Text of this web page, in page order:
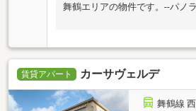
舞鶴エリアの物件です。--パノ
賃貸アパート カーサヴェルデ
舞鶴線